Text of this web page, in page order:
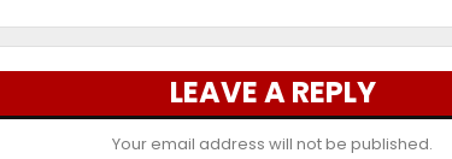
LEAVE A REPLY
Your email address will not be published.